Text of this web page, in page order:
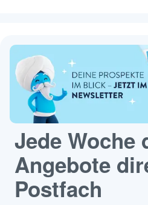
Jede Woche
Angebote
Postfach